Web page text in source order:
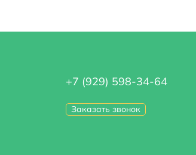
+7 (929) 598-34-64
Заказать звонок